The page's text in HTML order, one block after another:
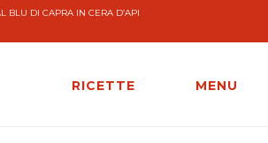
BLU DI CAPRA IN CERA D’API
RICETTE MENU